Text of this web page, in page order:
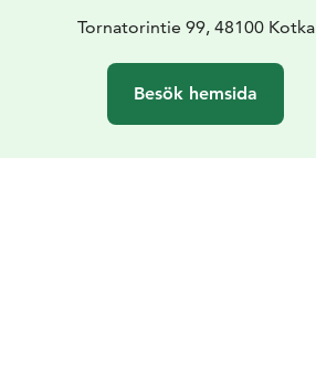
Tornatorintie 99, 48100 Kotka
Besök hemsida